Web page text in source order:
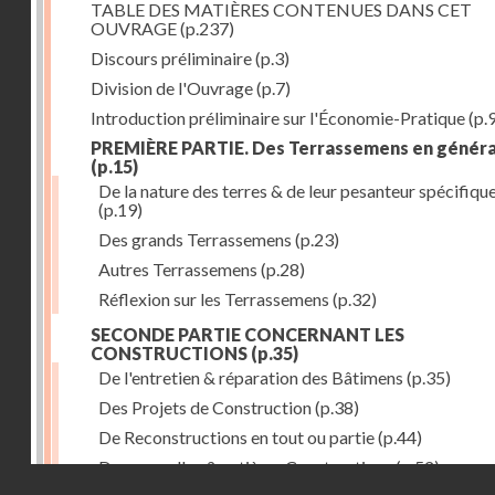
TABLE DES MATIÈRES CONTENUES DANS CET
OUVRAGE(p.237)
Discours préliminaire(p.3)
Division de l'Ouvrage(p.7)
Introduction préliminaire sur l'Économie-Pratique
PREMIÈRE PARTIE. Des Terrassemens en
(p.15)
De la nature des terres & de leur pesanteur
(p.19)
Des grands Terrassemens (p.23)
Autres Terrassemens (p.28)
Réflexion sur les Terrassemens (p.32)
SECONDE PARTIE CONCERNANT LES
CONSTRUCTIONS (p.35)
De l'entretien & réparation des Bâtimens (p.35)
Des Projets de Construction(p.38)
De Reconstructions en tout ou partie(p.44)
Des nouvelles & entières Constructions(p.52)